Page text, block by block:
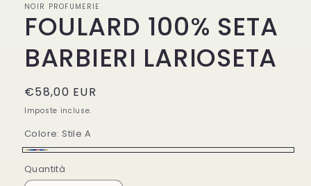
NOIR PROFUMERIE
FOULARD 100% SETA
BARBIERI LARIOSETA
Prezzo
di
€58,00 EUR
Imposte incluse.
Colore:Stile A
A
Quantità